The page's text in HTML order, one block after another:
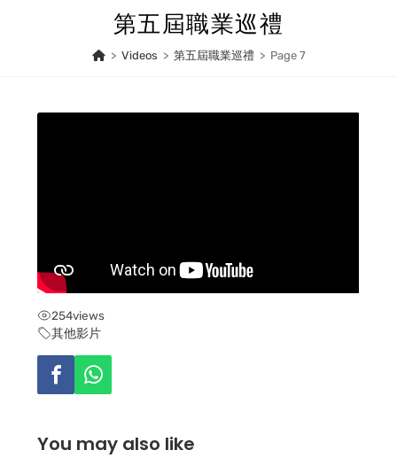
第五屆職業巡禮
> Videos > 第五屆職業巡禮 > Page 7
254views
其他影片
You may also like